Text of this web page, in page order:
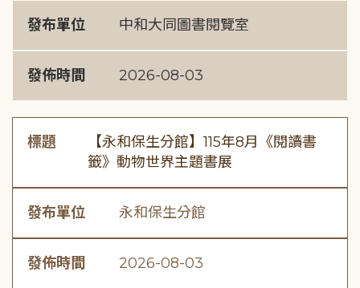
發布單位 中和大同圖書閱覽室
發佈時間 2026-08-03
標題
【永和保生分館】115年8月《閱讀書
籤》動物世界主題書展
發布單位 永和保生分館
發佈時間 2026-08-03